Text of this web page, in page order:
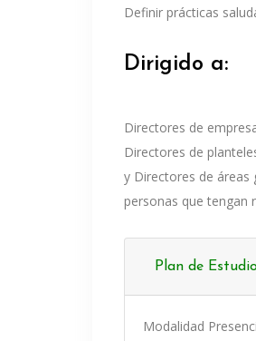
Definir prácticas
Dirigido a:
Directores de
Directores de
y Directores de áreas
personas que tengan
Plan de
Modalidad